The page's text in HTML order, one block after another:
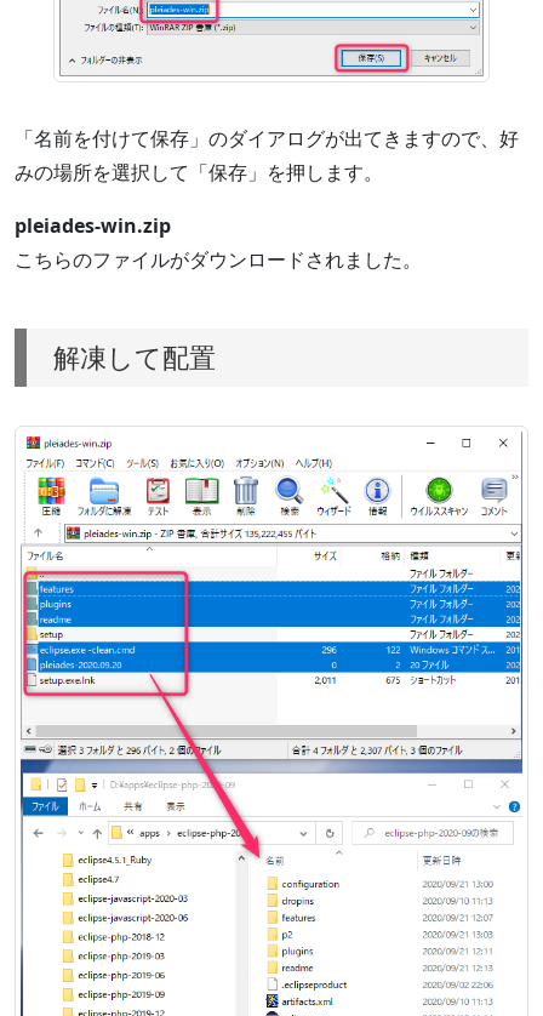
「名前を付けて保存」のダイアログが出てきますので、好
みの場所を選択して「保存」を押します。
pleiades-win.zip
こちらのファイルがダウンロードされました。
解凍して配置